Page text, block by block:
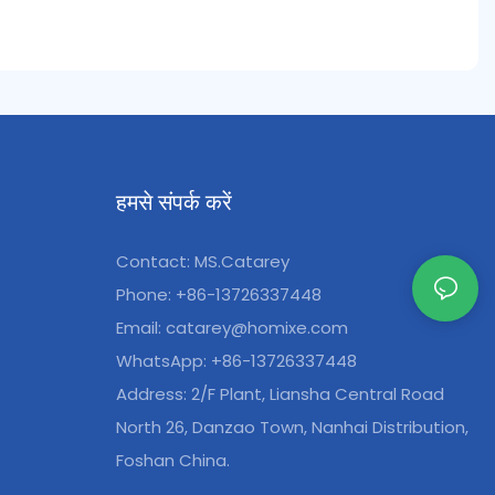
हमसे संपर्क करें
Contact: MS.Catarey
Phone: +86-13726337448
Email:catarey@homixe.com
WhatsApp: +86-13726337448
Address: 2/F Plant, Liansha Central Road
North 26, Danzao Town, Nanhai Distribution,
Foshan China.